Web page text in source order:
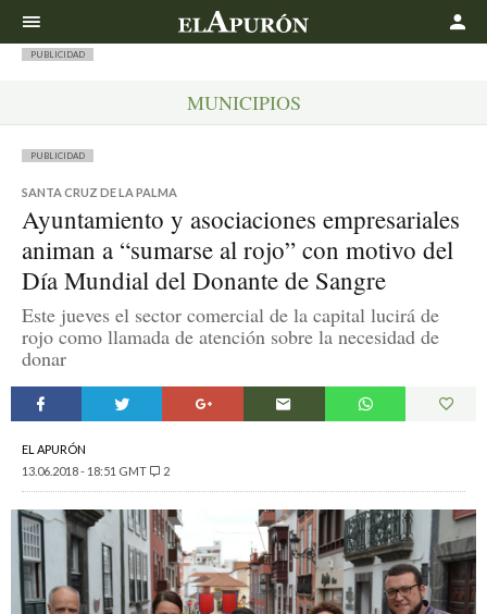
PUBLICIDAD
MUNICIPIOS
PUBLICIDAD
SANTA CRUZ DE LA PALMA
Ayuntamiento y asociaciones empresariales
animan a “sumarse al rojo” con motivo del
Día Mundial del Donante de Sangre
Este jueves el sector comercial de la capital lucirá de
rojo como llamada de atención sobre la necesidad de
donar
EL APURÓN
13.06.2018 - 18:51 GMT
2